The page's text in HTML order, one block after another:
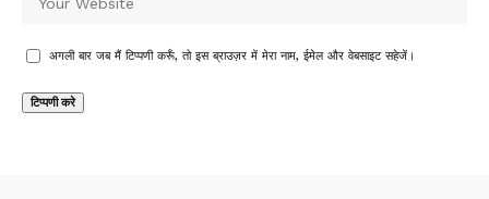
अगली बार जब मैं टिप्पणी करूँ, तो इस ब्राउज़र में मेरा नाम, ईमेल और वेबसाइट सहेजें।